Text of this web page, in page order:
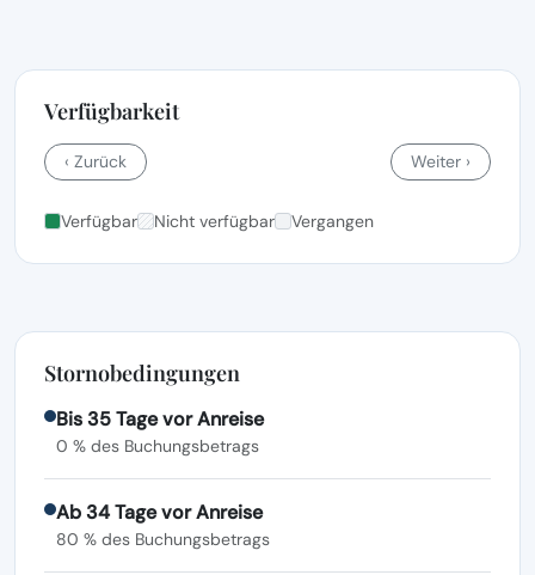
Verfügbarkeit
‹ Zurück Weiter ›
Verfügbar Nicht verfügbar Vergangen
Stornobedingungen
Bis 35 Tage vor Anreise
0 % des Buchungsbetrags
Ab 34 Tage vor Anreise
80 % des Buchungsbetrags